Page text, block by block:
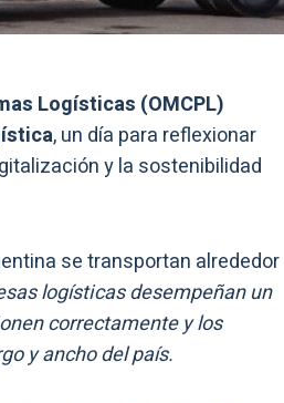
Logísticas (OMCPL)
, un día para reflexionar
y la sostenibilidad
se transportan alrededor
logísticas desempeñan un
correctamente y los
y ancho del país.